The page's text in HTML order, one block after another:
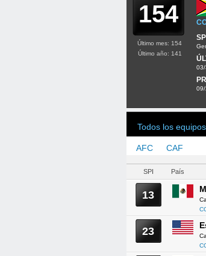
154
Último mes: 154
Último año: 141
Todos los equipos
AFC CAF
SPI
País
13
23